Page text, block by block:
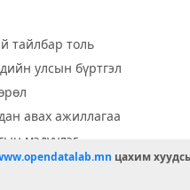
тайлбар толь
улсын бүртгэл
авах ажиллагаа
мэдүүлэг
сан
цахим